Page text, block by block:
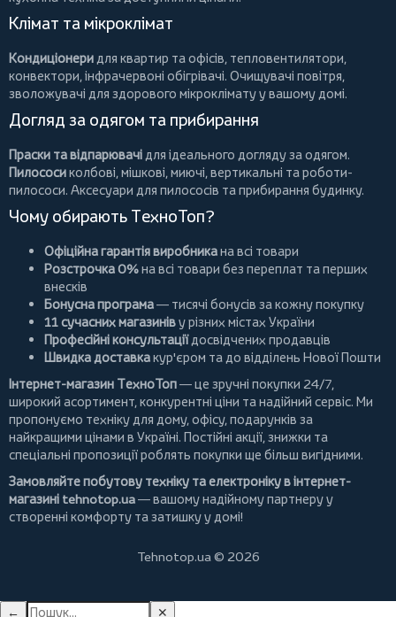
Клімат та мікроклімат
Кондиціонеридля квартир та офісів, тепловентилятори,
конвектори,інфрачервоні обігрівачі. Очищувачі повітря,
зволожувачі для здорового мікроклімату у вашому домі.
Догляд за одягом та прибирання
Праски та відпарювачідля ідеального догляду за одягом.
Пилососиколбові,мішкові,миючі,вертикальні тароботи-
пилососи. Аксесуари для пилососів та прибирання будинку.
Чому обирають ТехноТоп?
Офіційна гарантія виробникана всі товари
Розстрочка 0%на всі товари без переплат та перших
внесків
Бонусна програма— тисячі бонусів за кожну покупку
11 сучасних магазиніву різних містах України
Професійні консультаціїдосвідчених продавців
Швидка доставкакур'єром та до відділень Нової Пошти
Інтернет-магазин ТехноТоп— це зручні покупки 24/7,
широкий асортимент, конкурентні ціни та надійний сервіс. Ми
пропонуємо техніку для дому, офісу, подарунків за
найкращими цінами в Україні. Постійні акції, знижки та
спеціальні пропозиції роблять покупки ще більш вигідними.
Замовляйте побутову техніку та електроніку в інтернет-
магазині tehnotop.ua— вашому надійному партнеру у
створенні комфорту та затишку у домі!
Tehnotop.ua © 2026
← ✕